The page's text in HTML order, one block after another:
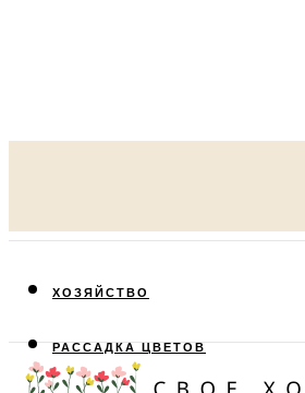
ХОЗЯЙСТВО
РАССАДКА ЦВЕТОВ